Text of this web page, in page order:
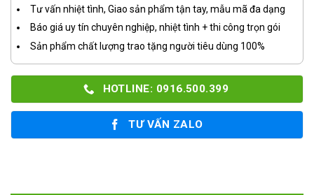
Tư vấn nhiệt tình, Giao sản phẩm tận tay, mẫu mã đa dạng
Báo giá uy tín chuyên nghiệp, nhiệt tình + thi công trọn gói
Sản phẩm chất lượng trao tặng người tiêu dùng 100%
HOTLINE: 0916.500.399
TƯ VẤN ZALO